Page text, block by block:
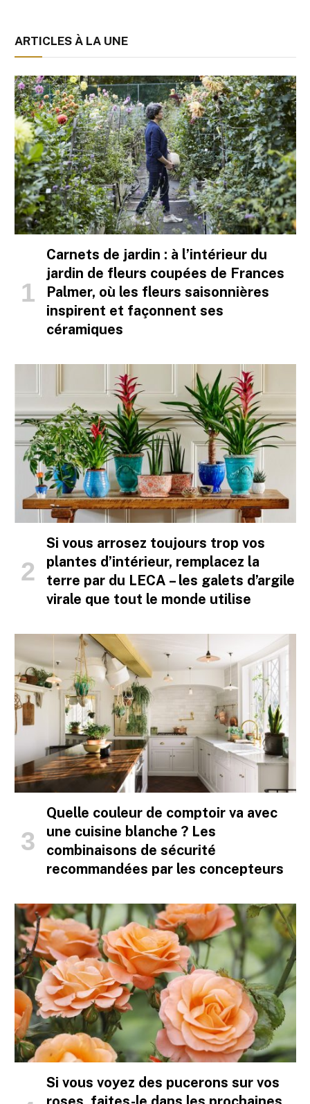
ARTICLES À LA UNE
Carnets de jardin : à l’intérieur du
jardin de fleurs coupées de Frances
Palmer, où les fleurs saisonnières
inspirent et façonnent ses
céramiques
Si vous arrosez toujours trop vos
plantes d’intérieur, remplacez la
terre par du LECA – les galets d’argile
virale que tout le monde utilise
Quelle couleur de comptoir va avec
une cuisine blanche ? Les
combinaisons de sécurité
recommandées par les concepteurs
Si vous voyez des pucerons sur vos